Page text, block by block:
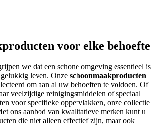
voor elke behoefte
we dat een schone omgeving essentieel is
leven. Onze schoonmaakproducten
om aan al uw behoeften te voldoen. Of
veelzijdige reinigingsmiddelen of speciaal
voor specifieke oppervlakken, onze collectie
ons aanbod van kwalitatieve merken kunt u
die niet alleen effectief zijn, maar ook